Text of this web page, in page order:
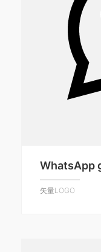
WhatsApp
矢量LOGO